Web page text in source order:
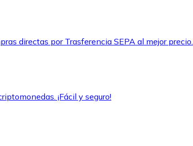
directas por Trasferencia SEPA al mejor precio.
¡Fácil y seguro!